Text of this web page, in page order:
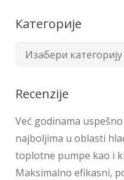
Категорије
Recenzije
Već godinama
najboljima u oblasti
toplotne pumpe kao i
Maksimalno efikasni,